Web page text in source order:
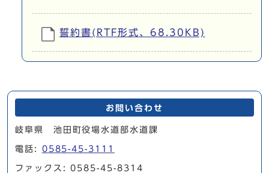
誓約書(RTF形式、68.30KB)
お問い合わせ
岐阜県 池田町役場水道部水道課
電話: 0585-45-3111
ファックス: 0585-45-8314